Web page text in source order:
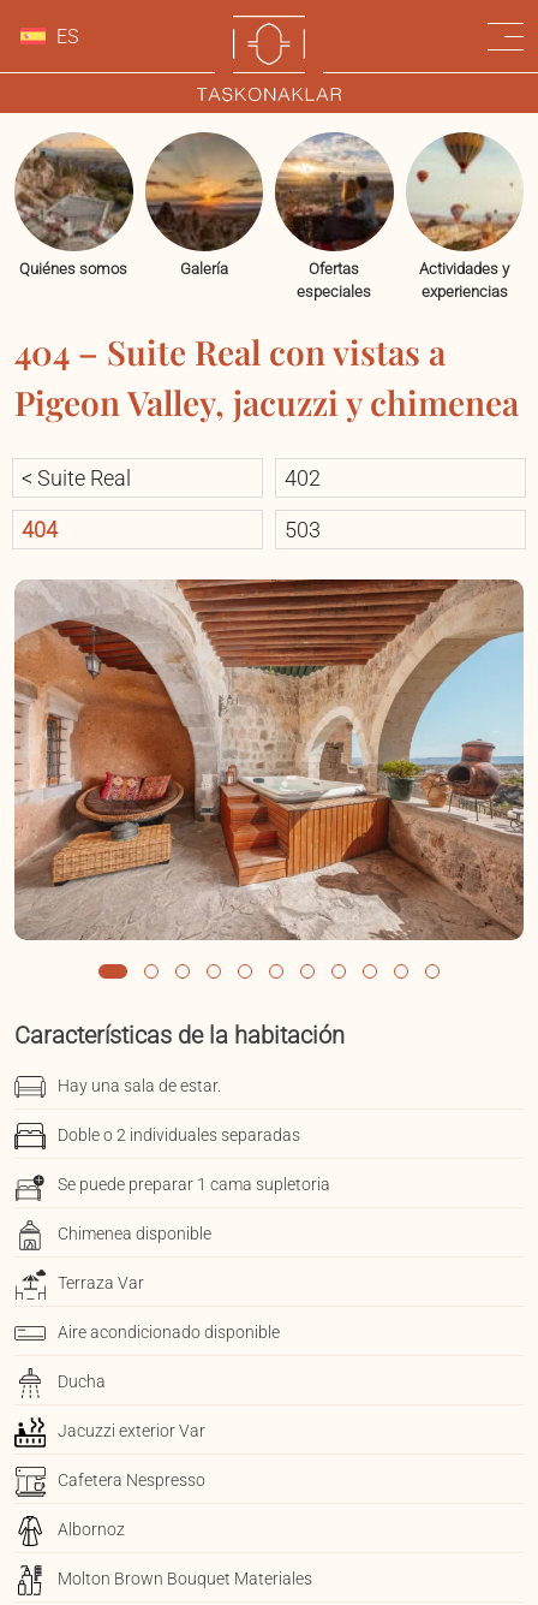
ES
Quiénes somos Galería
Ofertas
especiales
Actividades y
experiencias
404 – Suite Real con vistas a
Pigeon Valley, jacuzzi y chimenea
< Suite Real 402
404 503
Características de la habitación
Hay una sala de estar.
Doble o 2 individuales separadas
Se puede preparar 1 cama supletoria
Chimenea disponible
Terraza Var
Aire acondicionado disponible
Ducha
Jacuzzi exterior Var
Cafetera Nespresso
Albornoz
Molton Brown Bouquet Materiales